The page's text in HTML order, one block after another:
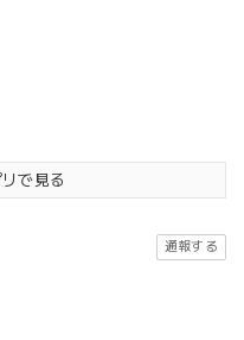
で見る
通報する